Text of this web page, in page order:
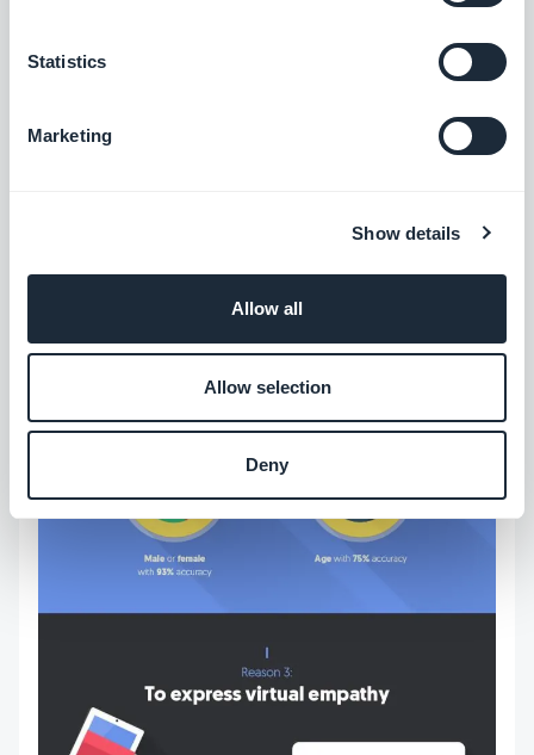
Statistics
Marketing
Show details
Allow all
Allow selection
Deny